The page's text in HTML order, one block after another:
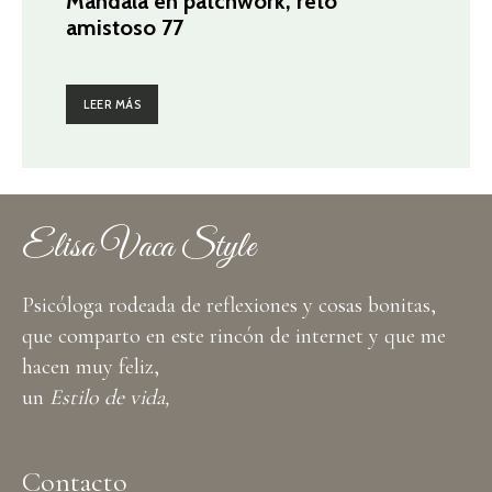
amistoso 77
LEER MÁS
Elisa Vaca Style
Psicóloga rodeada de reflexiones y cosas bonitas,
que comparto en este rincón de internet y que me
hacen muy feliz,
un Estilo de vida,
Contacto